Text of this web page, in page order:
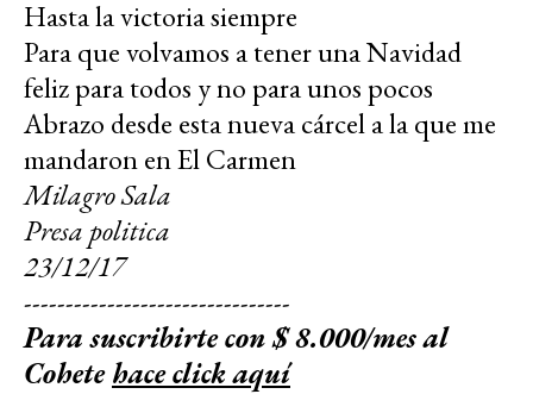
Hasta la victoria siempre
Para que volvamos a tener una Navidad
feliz para todos y no para unos pocos
Abrazo desde esta nueva cárcel a la que me
mandaron en El Carmen
Milagro Sala
Presa politica
23/12/17
--------------------------------
Para suscribirte con $ 8.000/mes al
Cohetehace click aquí